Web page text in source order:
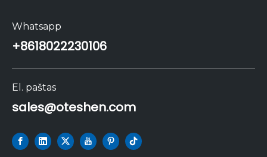
Whatsapp
+8618022230106
El. paštas
sales@oteshen.com